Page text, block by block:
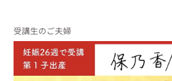
受講生のご夫婦